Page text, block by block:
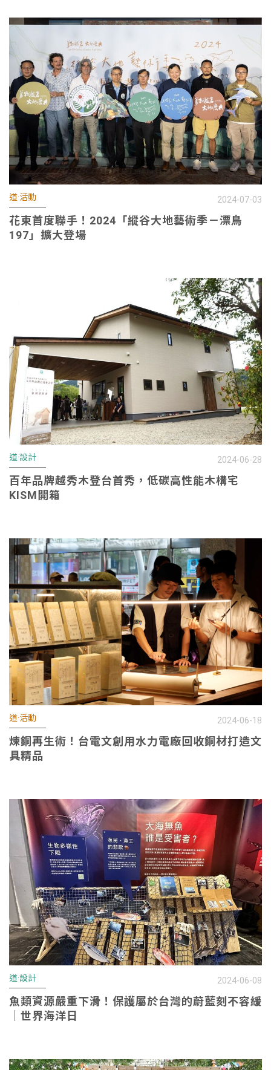
道·活動 2024-07-03
花東首度聯手！2024「縱谷大地藝術季－漂鳥
197」擴大登場
道·設計 2024-06-28
百年品牌越秀木登台首秀，低碳高性能木構宅
KISM開箱
道·活動 2024-06-18
煉銅再生術！台電文創用水力電廠回收銅材打造文
具精品
道·設計 2024-06-08
魚類資源嚴重下滑！保護屬於台灣的蔚藍刻不容緩
｜世界海洋日